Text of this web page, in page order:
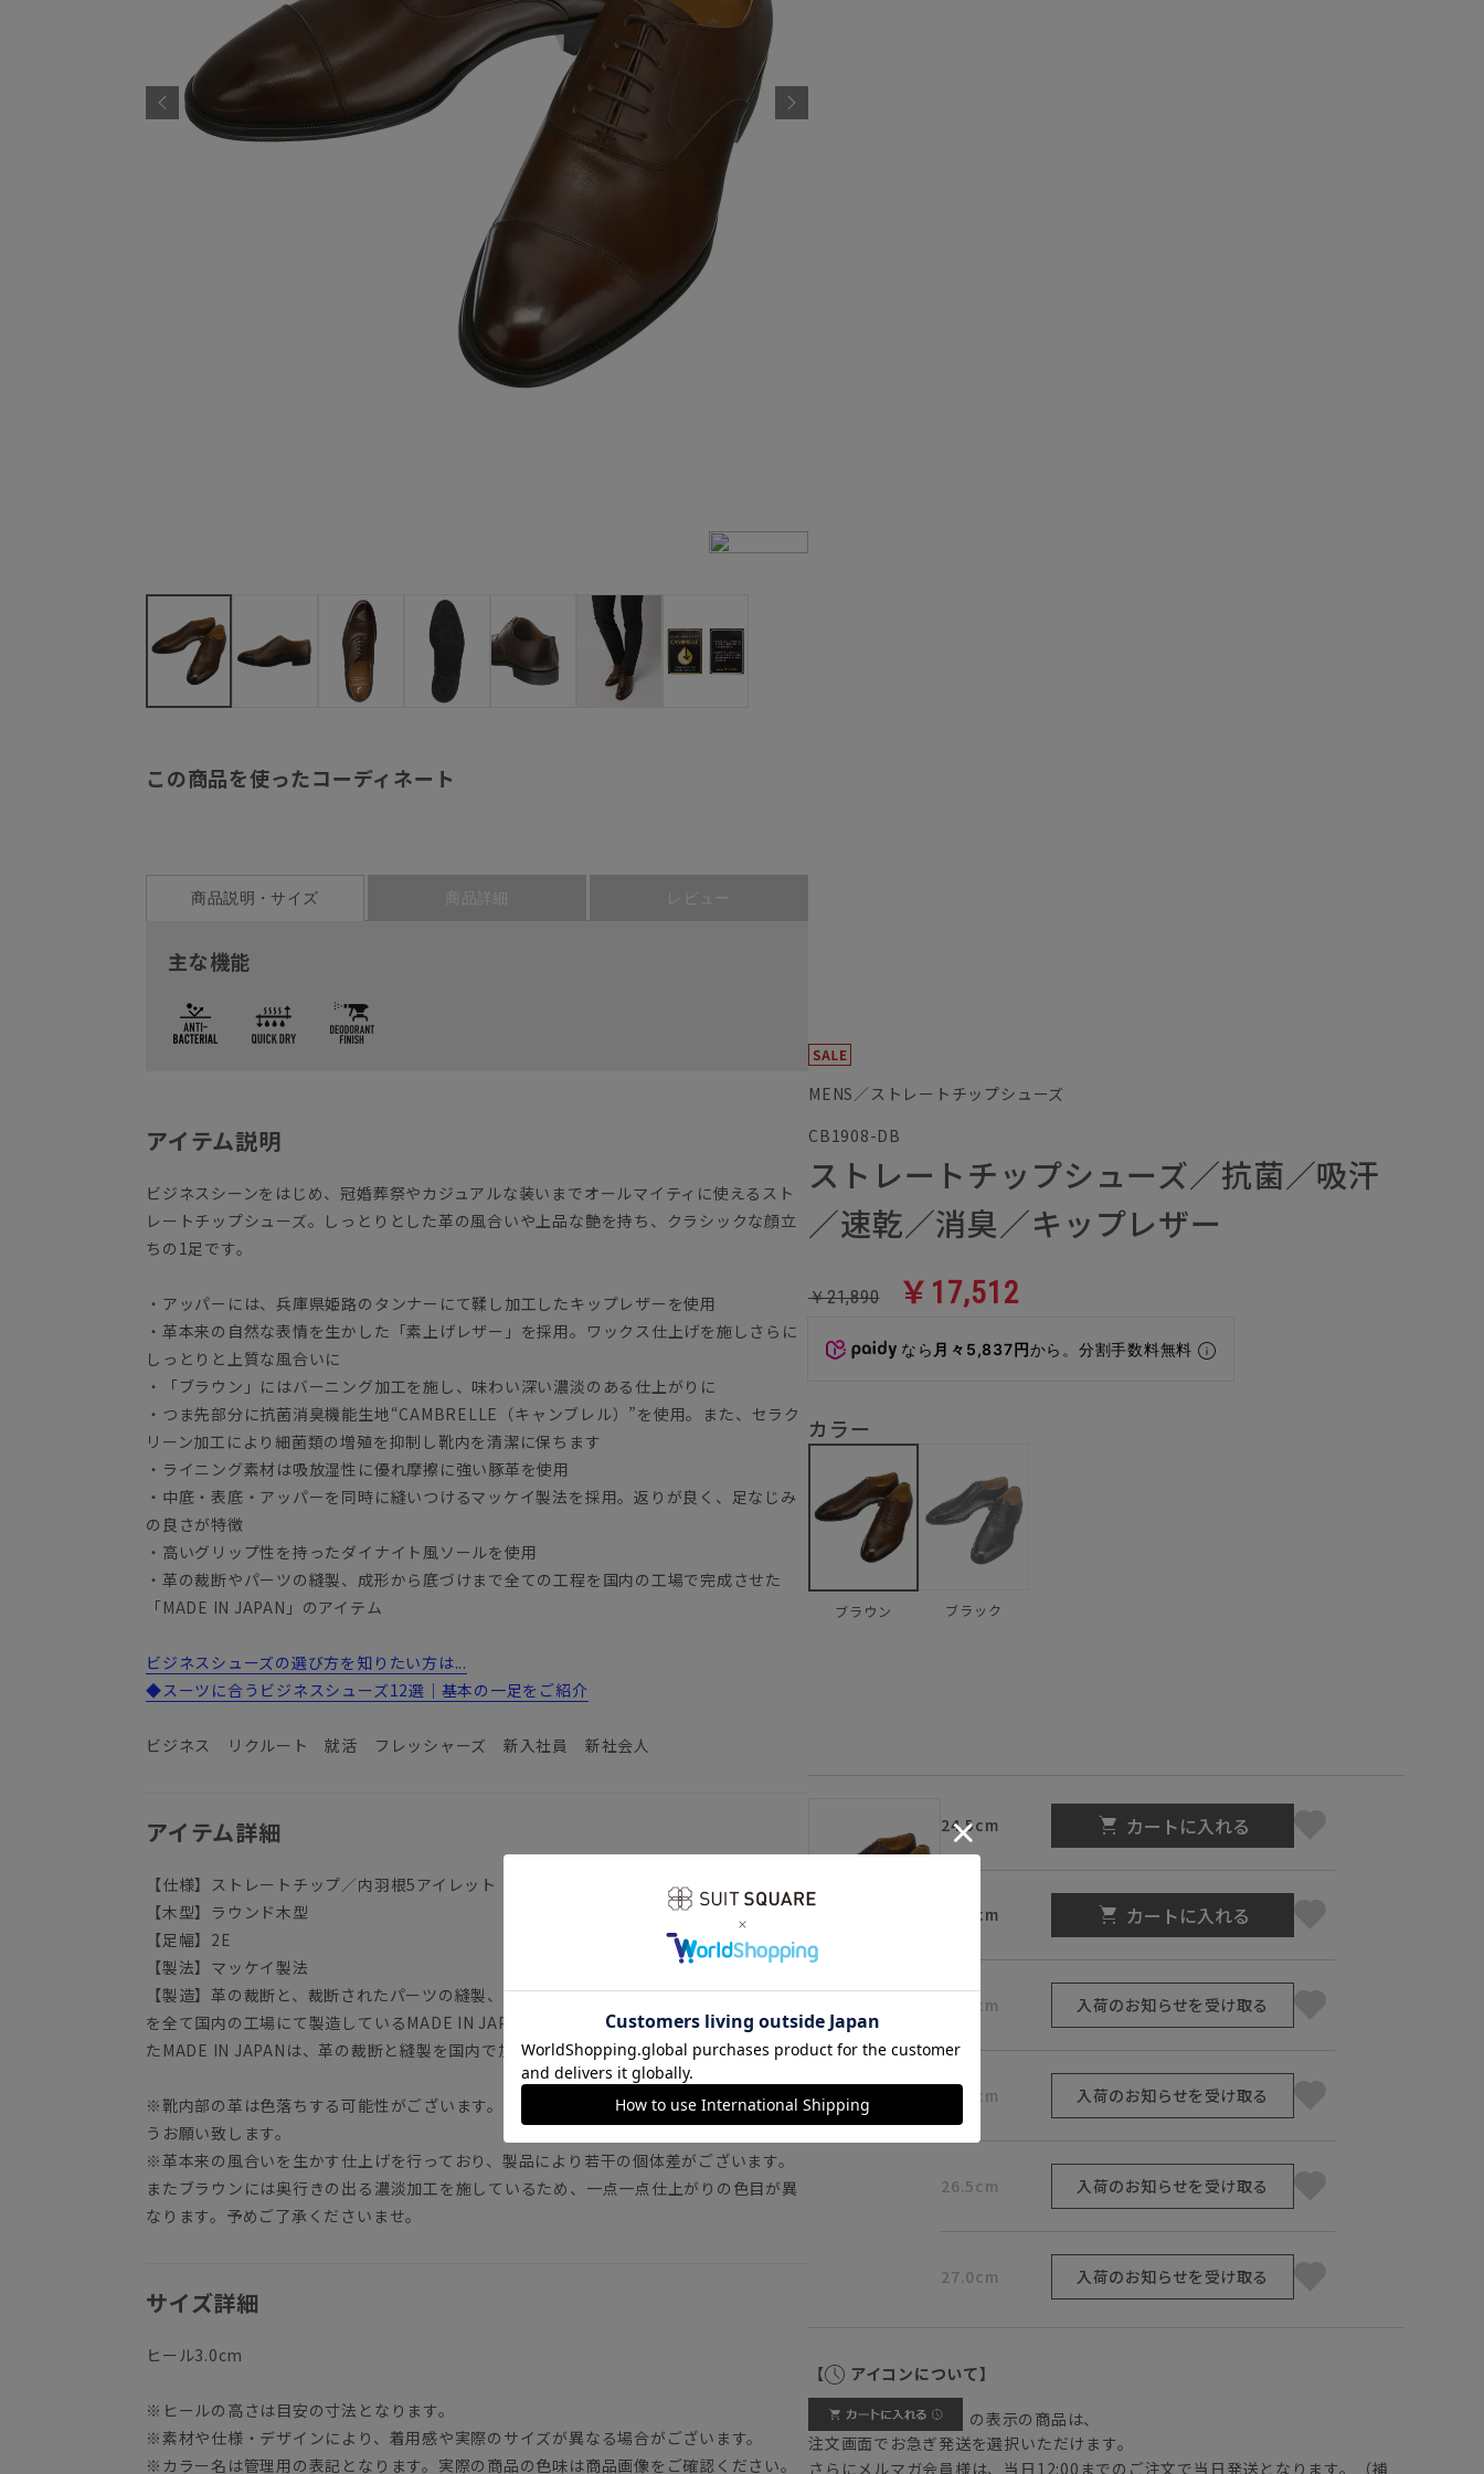
この商品を使ったコーディネート
商品説明・サイズ 商品詳細 レビュー
主な機能
アイテム説明
ビジネスシーンをはじめ、冠婚葬祭やカジュアルな装いまでオールマイティに使えるスト
レートチップシューズ。しっとりとした革の風合いや上品な艶を持ち、クラシックな顔立
ちの1足です。
・アッパーには、兵庫県姫路のタンナーにて鞣し加工したキップレザーを使用
・革本来の自然な表情を生かした「素上げレザー」を採用。ワックス仕上げを施しさらに
しっとりと上質な風合いに
・「ブラウン」にはバーニング加工を施し、味わい深い濃淡のある仕上がりに
・つま先部分に抗菌消臭機能生地“CAMBRELLE（キャンブレル）”を使用。また、セラク
リーン加工により細菌類の増殖を抑制し靴内を清潔に保ちます
・ライニング素材は吸放湿性に優れ摩擦に強い豚革を使用
・中底・表底・アッパーを同時に縫いつけるマッケイ製法を採用。返りが良く、足なじみ
の良さが特徴
・高いグリップ性を持ったダイナイト風ソールを使用
・革の裁断やパーツの縫製、成形から底づけまで全ての工程を国内の工場で完成させた
「MADE IN JAPAN」のアイテム
ビジネスシューズの選び方を知りたい方は...
◆スーツに合うビジネスシューズ12選｜基本の一足をご紹介
ビジネス リクルート 就活 フレッシャーズ 新入社員 新社会人
アイテム詳細
【仕様】ストレートチップ／内羽根5アイレット
【木型】ラウンド木型
【足幅】2E
【製法】マッケイ製法
【製造】革の裁断と、裁断されたパーツの縫製、また成形と底付け、仕上げまでの全工程
を全て国内の工場にて製造しているMADE IN JAPANのシューズです。ライニングに印字し
たMADE IN JAPANは、革の裁断と縫製を国内で加工した証です。
※靴内部の革は色落ちする可能性がございます。薄い色のソックスはお避け下さいますよ
うお願い致します。
※革本来の風合いを生かす仕上げを行っており、製品により若干の個体差がございます。
またブラウンには奥行きの出る濃淡加工を施しているため、一点一点仕上がりの色目が異
なります。予めご了承くださいませ。
サイズ詳細
ヒール3.0cm
※ヒールの高さは目安の寸法となります。
※素材や仕様・デザインにより、着用感や実際のサイズが異なる場合がございます。
※カラー名は管理用の表記となります。実際の商品の色味は商品画像をご確認ください。
MENS／ストレートチップシューズ
CB1908-DB
ストレートチップシューズ／抗菌／吸汗
／速乾／消臭／キップレザー
￥21,890 ￥17,512
なら 月々5,837円から。分割手数料無料
カラー
ブラウン ブラック
ブラウン
24.5cm カートに入れる
25.0cm カートに入れる
25.5cm 入荷のお知らせを受け取る
26.0cm 入荷のお知らせを受け取る
26.5cm 入荷のお知らせを受け取る
27.0cm 入荷のお知らせを受け取る
【 アイコンについて】
の表示の商品は、
注文画面でお急ぎ発送を選択いただけます。
さらにメルマガ会員様は、当日12:00までのご注文で当日発送となります。（補